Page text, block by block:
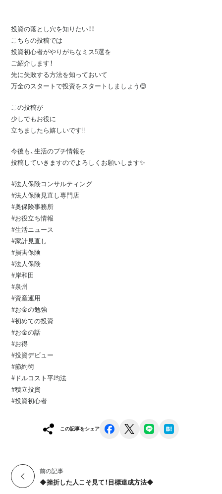
投資の落とし穴を知りたい！！
こちらの投稿では
投資初心者がやりがちなミス5選を
ご紹介します！
先に失敗する方法を知っておいて
万全のスタートで投資をスタートしましょう😊
この投稿が
少しでもお役に
立ちましたら嬉しいです!!
今後も、生活のプチ情報を
投稿していきますのでよろしくお願いします✨
#法人保険コンサルティング
#法人保険見直し専門店
#奥保険事務所
#お役立ち情報
#生活ニュース
#家計見直し
#損害保険
#法人保険
#岸和田
#泉州
#資産運用⁡
#お金の勉強⁡
#初めての投資⁡
#お金の話⁡
#お得⁡
#投資デビュー⁡
#節約術
#ドルコスト平均法
#積立投資
#投資初心者
この記事をシェア facebook line
前の記事
◆挫折した人こそ見て！目標達成方法◆